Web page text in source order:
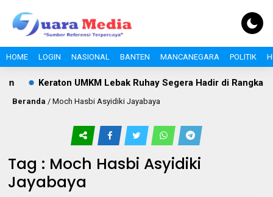
HOME LOGIN NASIONAL BANTEN MANCANEGARA POLITIK
Keraton UMKM Lebak Ruhay Segera Hadir di
Beranda / Moch Hasbi Asyidiki Jayabaya
Tag : Moch Hasbi Asyidiki
Jayabaya